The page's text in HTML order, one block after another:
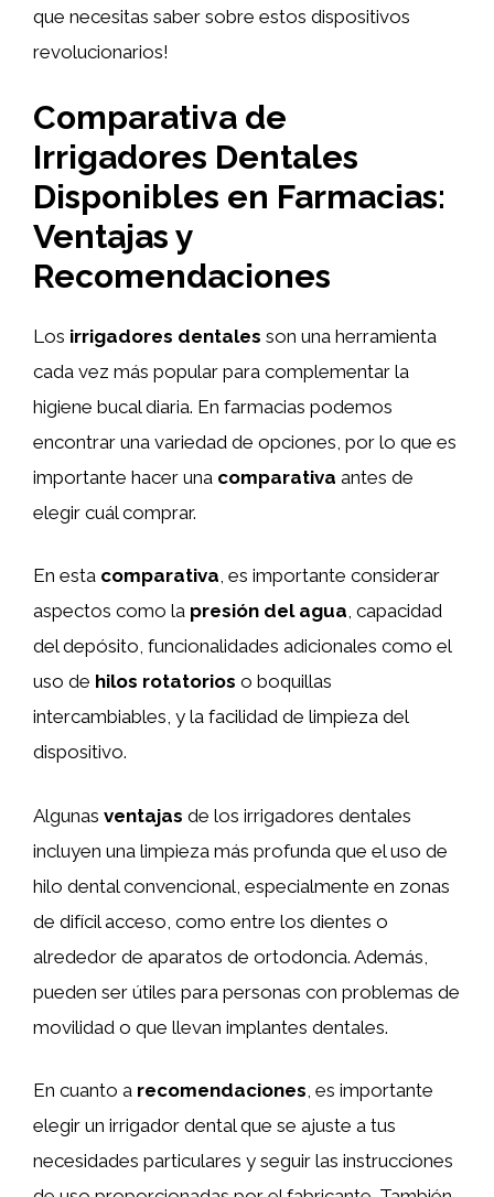
que necesitas saber sobre estos dispositivos
revolucionarios!
Comparativa de
Irrigadores Dentales
Disponibles en Farmacias:
Ventajas y
Recomendaciones
Los irrigadores dentales son una herramienta
cada vez más popular para complementar la
higiene bucal diaria. En farmacias podemos
encontrar una variedad de opciones, por lo que es
importante hacer una comparativa antes de
elegir cuál comprar.
En esta comparativa, es importante considerar
aspectos como la presión del agua, capacidad
del depósito, funcionalidades adicionales como el
uso de hilos rotatorios o boquillas
intercambiables, y la facilidad de limpieza del
dispositivo.
Algunas ventajas de los irrigadores dentales
incluyen una limpieza más profunda que el uso de
hilo dental convencional, especialmente en zonas
de difícil acceso, como entre los dientes o
alrededor de aparatos de ortodoncia. Además,
pueden ser útiles para personas con problemas de
movilidad o que llevan implantes dentales.
En cuanto a recomendaciones, es importante
elegir un irrigador dental que se ajuste a tus
necesidades particulares y seguir las instrucciones